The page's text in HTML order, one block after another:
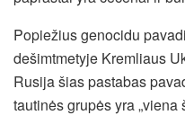
Popiežius genocidu
dešimtmetyje Kremliaus
Rusija šias pastabas
tautinės grupės yra „viena